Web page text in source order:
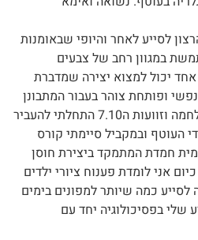
לסייע לאחר והיופי שבאומנות
במגוון רחב של צבעים
יכול למצוא יצירה שמדברת
ופותחת צוהר בעבור המתבונן
להביט בנפשו. מאז פרוץ המלחמה וזוועות ה7.10 התחלתי להעביר
העוטף ובמקביל סיימתי קורס
חמדת המתמקד ביצירת חוסן
אני לומדת פענוח ציורי ילדים
כמה שיותר למפונים בימים
בפסיכולוגיה יחד עם